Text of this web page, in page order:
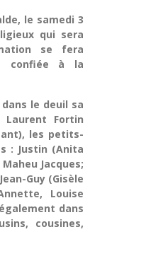
le samedi 3
qui sera
se fera
confiée à la
le deuil sa
Fortin
les petits-
: Justin (Anita
Jacques;
Guy (Gisèle
Louise
dans
cousines,